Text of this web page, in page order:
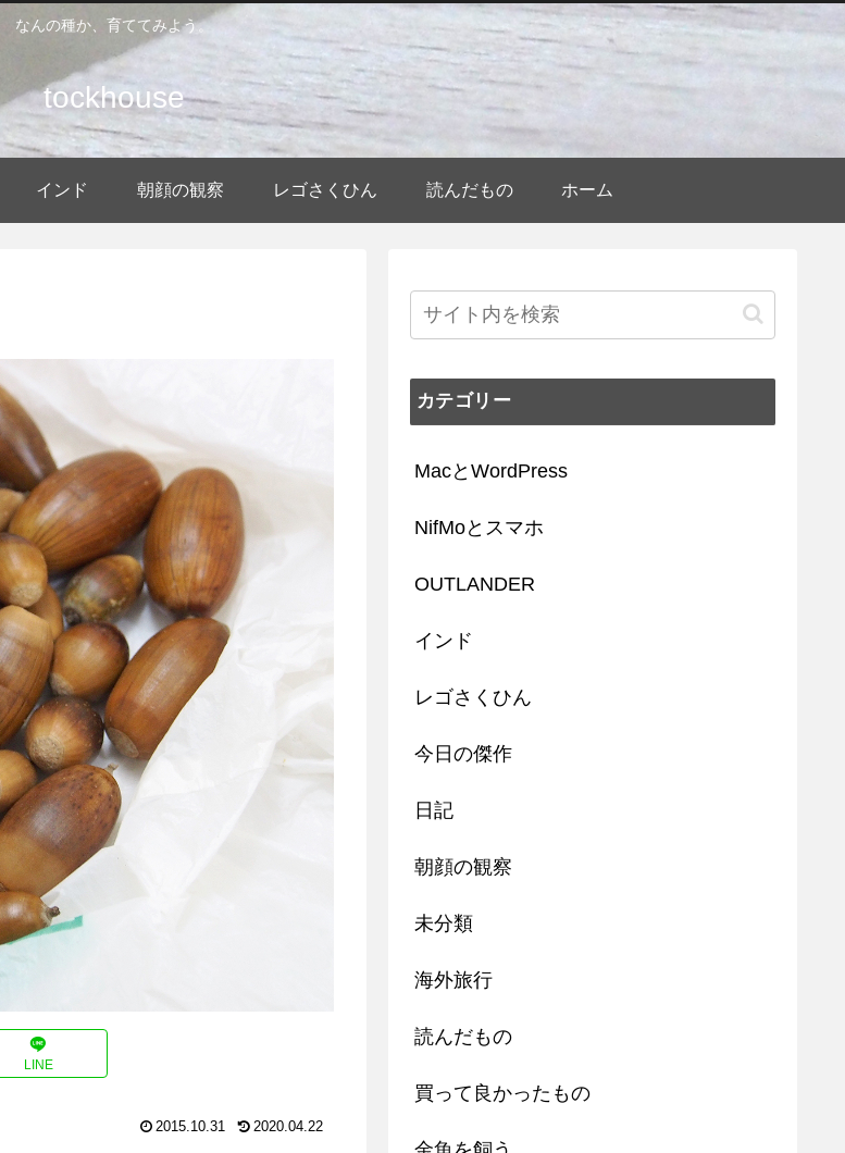
なんの種か、育ててみよう。
tockhouse
インド 朝顔の観察 レゴさくひん 読んだもの ホーム
LINE
2015.10.31 2020.04.22
カテゴリー
MacとWordPress
NifMoとスマホ
OUTLANDER
インド
レゴさくひん
今日の傑作
日記
朝顔の観察
未分類
海外旅行
読んだもの
買って良かったもの